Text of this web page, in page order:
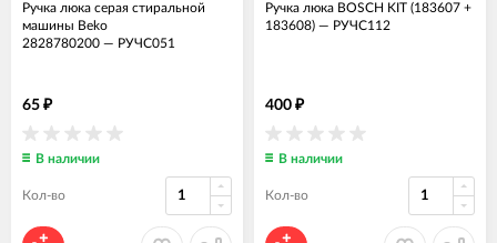
Ручка люка серая стиральной
машины Beko
2828780200 — РУЧС051
65 ₽
В наличии
Кол-во
Ручка люка BOSCH KIT (183607 +
183608) — РУЧС112
400 ₽
В наличии
Кол-во